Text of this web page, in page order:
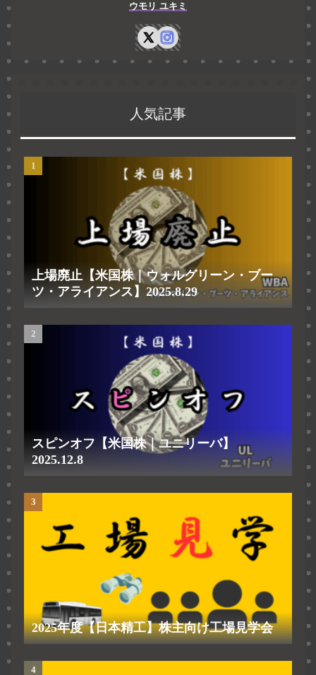
ウモリ ユキミ
人気記事
上場廃止【米国株｜ウォルグリーン・ブー
ツ・アライアンス】2025.8.29
スピンオフ【米国株｜ユニリーバ】
2025.12.8
2025年度【日本精工】株主向け工場見学会